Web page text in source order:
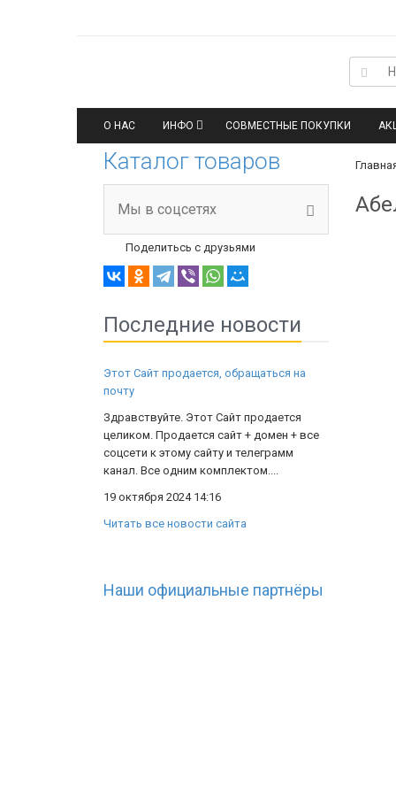
О НАС ИНФО СОВМЕСТНЫЕ ПОКУПКИ
Каталог товаров
Мы в соцсетях
Поделитьсь с друзьями
Последние новости
Этот Сайт продается, обращаться на
почту
Здравствуйте. Этот Сайт продается
целиком. Продается сайт + домен + все
соцсети к этому сайту и телеграмм
канал. Все одним комплектом....
19 октября 2024 14:16
Читать все новости сайта
Наши официальные партнёры